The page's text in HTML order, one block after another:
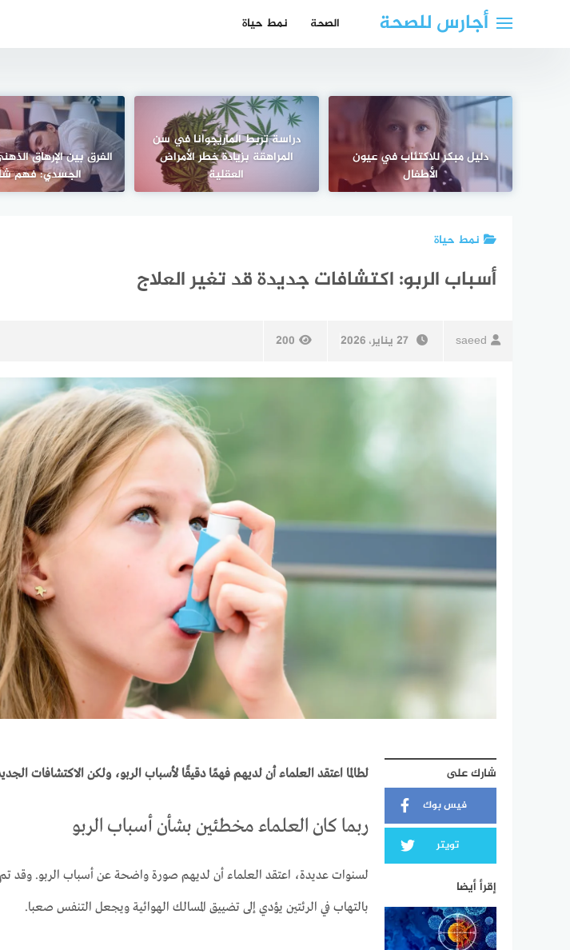
أجارس للصحة الصحة نمط حياة
دليل مبكر للاكتئاب في عيون
الأطفال
دراسة تربط الماريجوانا في سن
المراهقة بزيادة خطر الأمراض
العقلية
الفرق بين الإرهاق
الجسدي: فهم
نمط حياة
أسباب الربو: اكتشافات جديدة قد تغير العلاج
saeed 27 يناير، 2026 200
شارك على
فيس بوك
تويتر
إقرأ أيضا
لطالما اعتقد العلماء أن لديهم فهمًا دقيقًا لأسباب الربو، ولكن الاكتشافات
ربما كان العلماء مخطئين بشأن أسباب الربو
لسنوات عديدة، اعتقد العلماء أن لديهم صورة واضحة عن أسباب الربو. وقد
بالتهاب في الرئتين يؤدي إلى تضييق المسالك الهوائية ويجعل التنفس صعبا.